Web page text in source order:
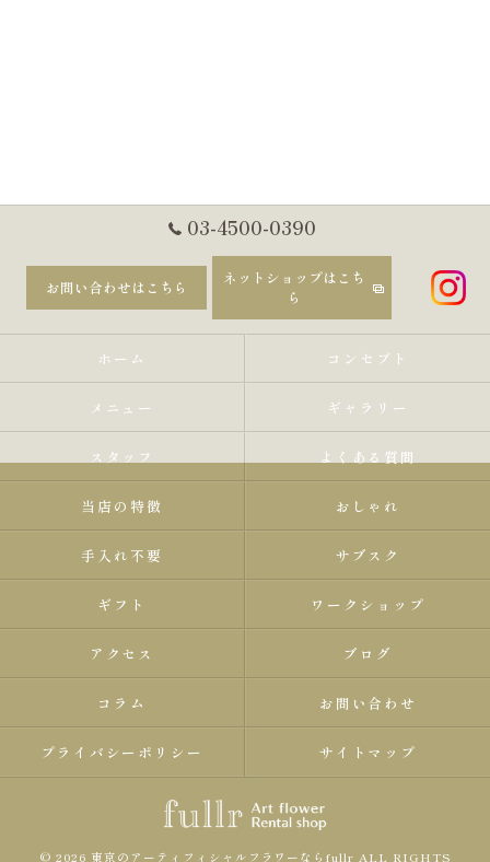
03-4500-0390
お問い合わせはこちら
ネットショップはこち
ら
ホーム コンセプト
メニュー ギャラリー
スタッフ よくある質問
当店の特徴 おしゃれ
手入れ不要 サブスク
ギフト ワークショップ
アクセス ブログ
コラム お問い合わせ
プライバシーポリシー サイトマップ
© 2026 東京のアーティフィシャルフラワーならfullr ALL RIGHTS